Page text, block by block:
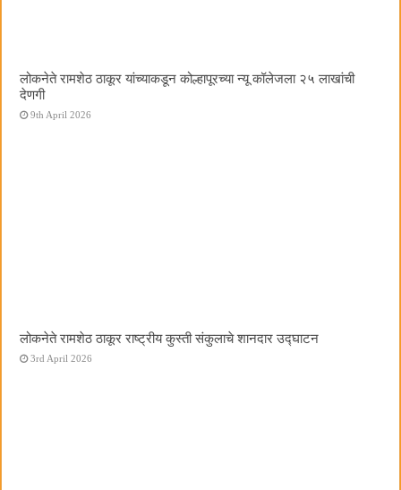
लोकनेते रामशेठ ठाकूर यांच्याकडून कोल्हापूरच्या न्यू कॉलेजला २५ लाखांची
देणगी
9th April 2026
लोकनेते रामशेठ ठाकूर राष्ट्रीय कुस्ती संकुलाचे शानदार उद्घाटन
3rd April 2026